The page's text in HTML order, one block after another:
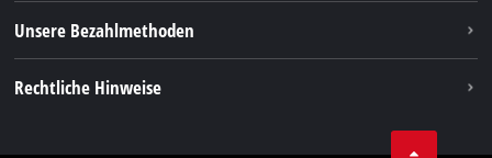
Unsere Bezahlmethoden
Rechtliche Hinweise